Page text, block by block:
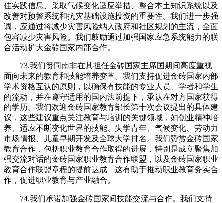
佳实践信息、采取气候变化适应举措、整合本土知识系统以及
改善对预警系统和抗灾基础设施投资的重要性。我们进一步强
调，应通过将减少灾害风险纳入政府和社区规划的主流，全面
包容减少灾害风险。我们鼓励通过加强国家应急系统能力的联
合活动扩大金砖国家内部合作。
73.我们赞同南非在其担任金砖国家主席国期间高度重视
面向未来的教育和技能培养变革。我们支持促进金砖国家内部
学术资格互认的原则，以确保有技能的专业人员、学者和学生
的流动，并在遵守适用的国内法前提下，承认在对方国家获得
的学历。我们欢迎金砖国家教育部长第十次会议提出的具体建
议，这些建议重点关注教育与培训的关键领域，如创业精神培
养、适应不断变化世界的技能、失学青年、气候变化、劳动力
市场情报、儿童早期开发及全球大学排名。我们赞赏金砖国家
教育合作，包括职业教育合作取得的进展，特别是成立聚焦加
强交流对话的金砖国家职业教育合作联盟，以及金砖国家职业
教育合作联盟章程的提前达成，这有助于推动职业教育务实合
作，促进职业教育与产业融合。
74.我们承诺加强金砖国家间技能交流与合作。我们支持